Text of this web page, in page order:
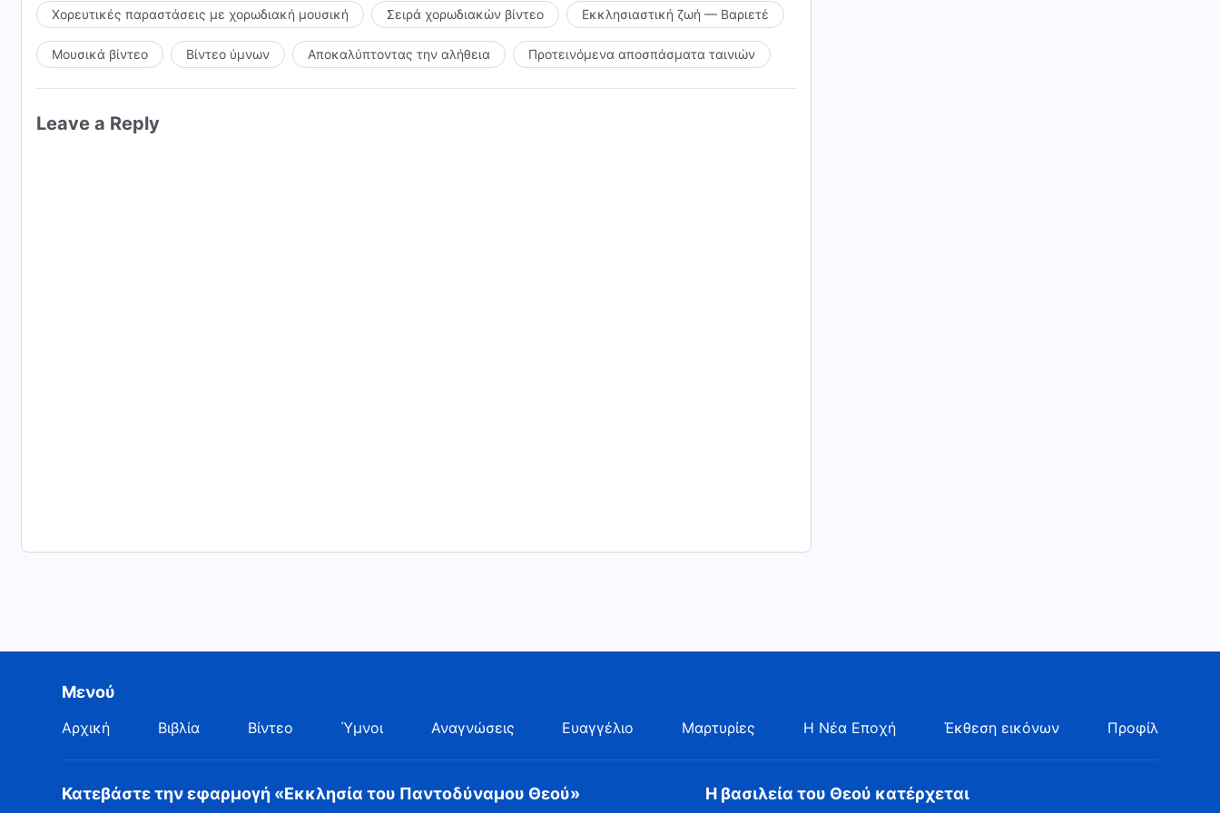
Χορευτικές παραστάσεις με χορωδιακή μουσική Σειρά χορωδιακών βίντεο Εκκλησιαστική ζωή — Βαριετέ
Μουσικά βίντεο Βίντεο ύμνων Αποκαλύπτοντας την αλήθεια Προτεινόμενα αποσπάσματα ταινιών
Leave a Reply
Μενού
Αρχική Βιβλία Βίντεο Ύμνοι Αναγνώσεις Ευαγγέλιο Μαρτυρίες Η Νέα Εποχή Έκθεση εικόνων Προφίλ
Κατεβάστε την εφαρμογή «Εκκλησία του Παντοδύναμου Θεού» Η βασιλεία του Θεού κατέρχεται